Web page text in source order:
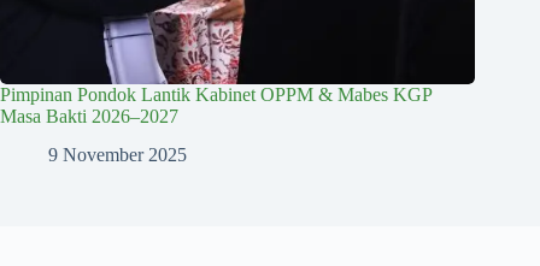
Pimpinan Pondok Lantik Kabinet OPPM & Mabes KGP
Masa Bakti 2026–2027
9 November 2025